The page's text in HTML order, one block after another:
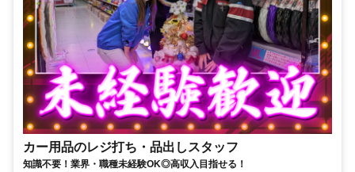
カー用品のレジ打ち・品出しスタッフ
知識不要！業界・職種未経験OK◎高収入目指せる！